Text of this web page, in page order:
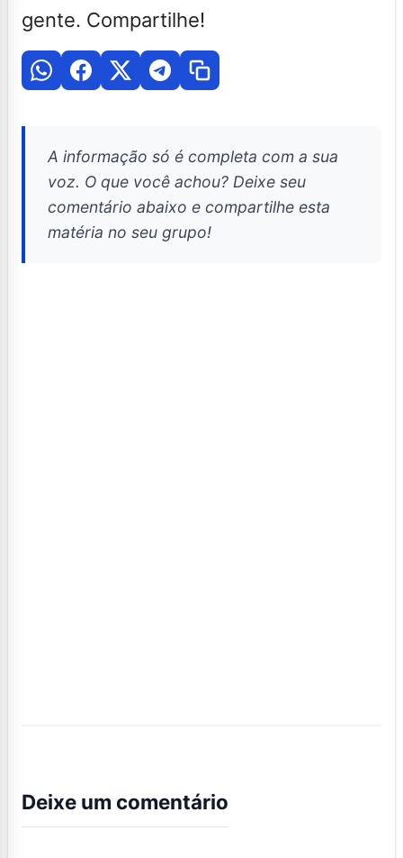
gente. Compartilhe!
A informação só é completa com a sua
voz. O que você achou? Deixe seu
comentário abaixo e compartilhe esta
matéria no seu grupo!
Deixe um comentário